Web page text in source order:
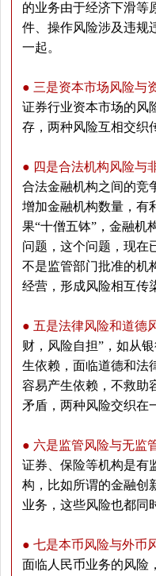
的业务由于经济下滑等
件、操作风险涉及违规
一起。
● 三是资本市场风险与
证券行业资本市场的风
存，两种风险互相交织
● 四是合法机构风险与
合法金融机构之间的竞
增加金融机构数量，有
果“十僧五钵”，金融机
问题，这个问题，现在
不是监管部门批准的机
经营，形成风险相互传
● 五是法律风险和道德
财，风险自担”，如从
生依赖，面临道德和法
容易产生依赖，不救助
矛盾，两种风险交织在
● 六是监管风险与无监
证券、保险等机构是有
构，比如所谓的金融创
业务，这些风险也都同
● 七是本币风险与外币
面临人民币业务的风险